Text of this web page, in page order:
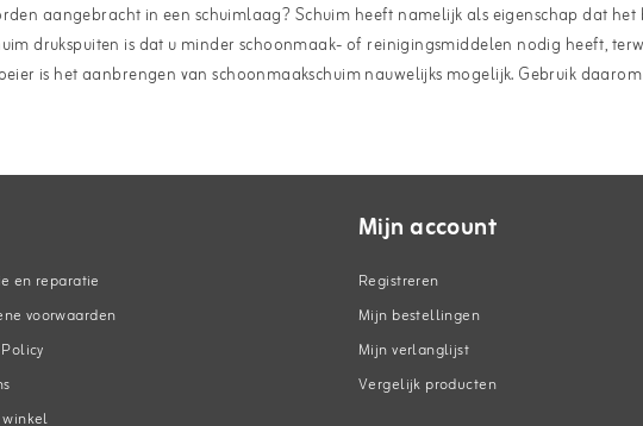
aangebracht in een schuimlaag? Schuim heeft namelijk als eigenschap dat
drukspuiten is dat u minder schoonmaak- of reinigingsmiddelen nodig heeft,
is het aanbrengen van schoonmaakschuim nauwelijks mogelijk. Gebruik
en reparatie
voorwaarden
winkel
Mijn account
Registreren
Mijn bestellingen
Mijn verlanglijst
Vergelijk producten